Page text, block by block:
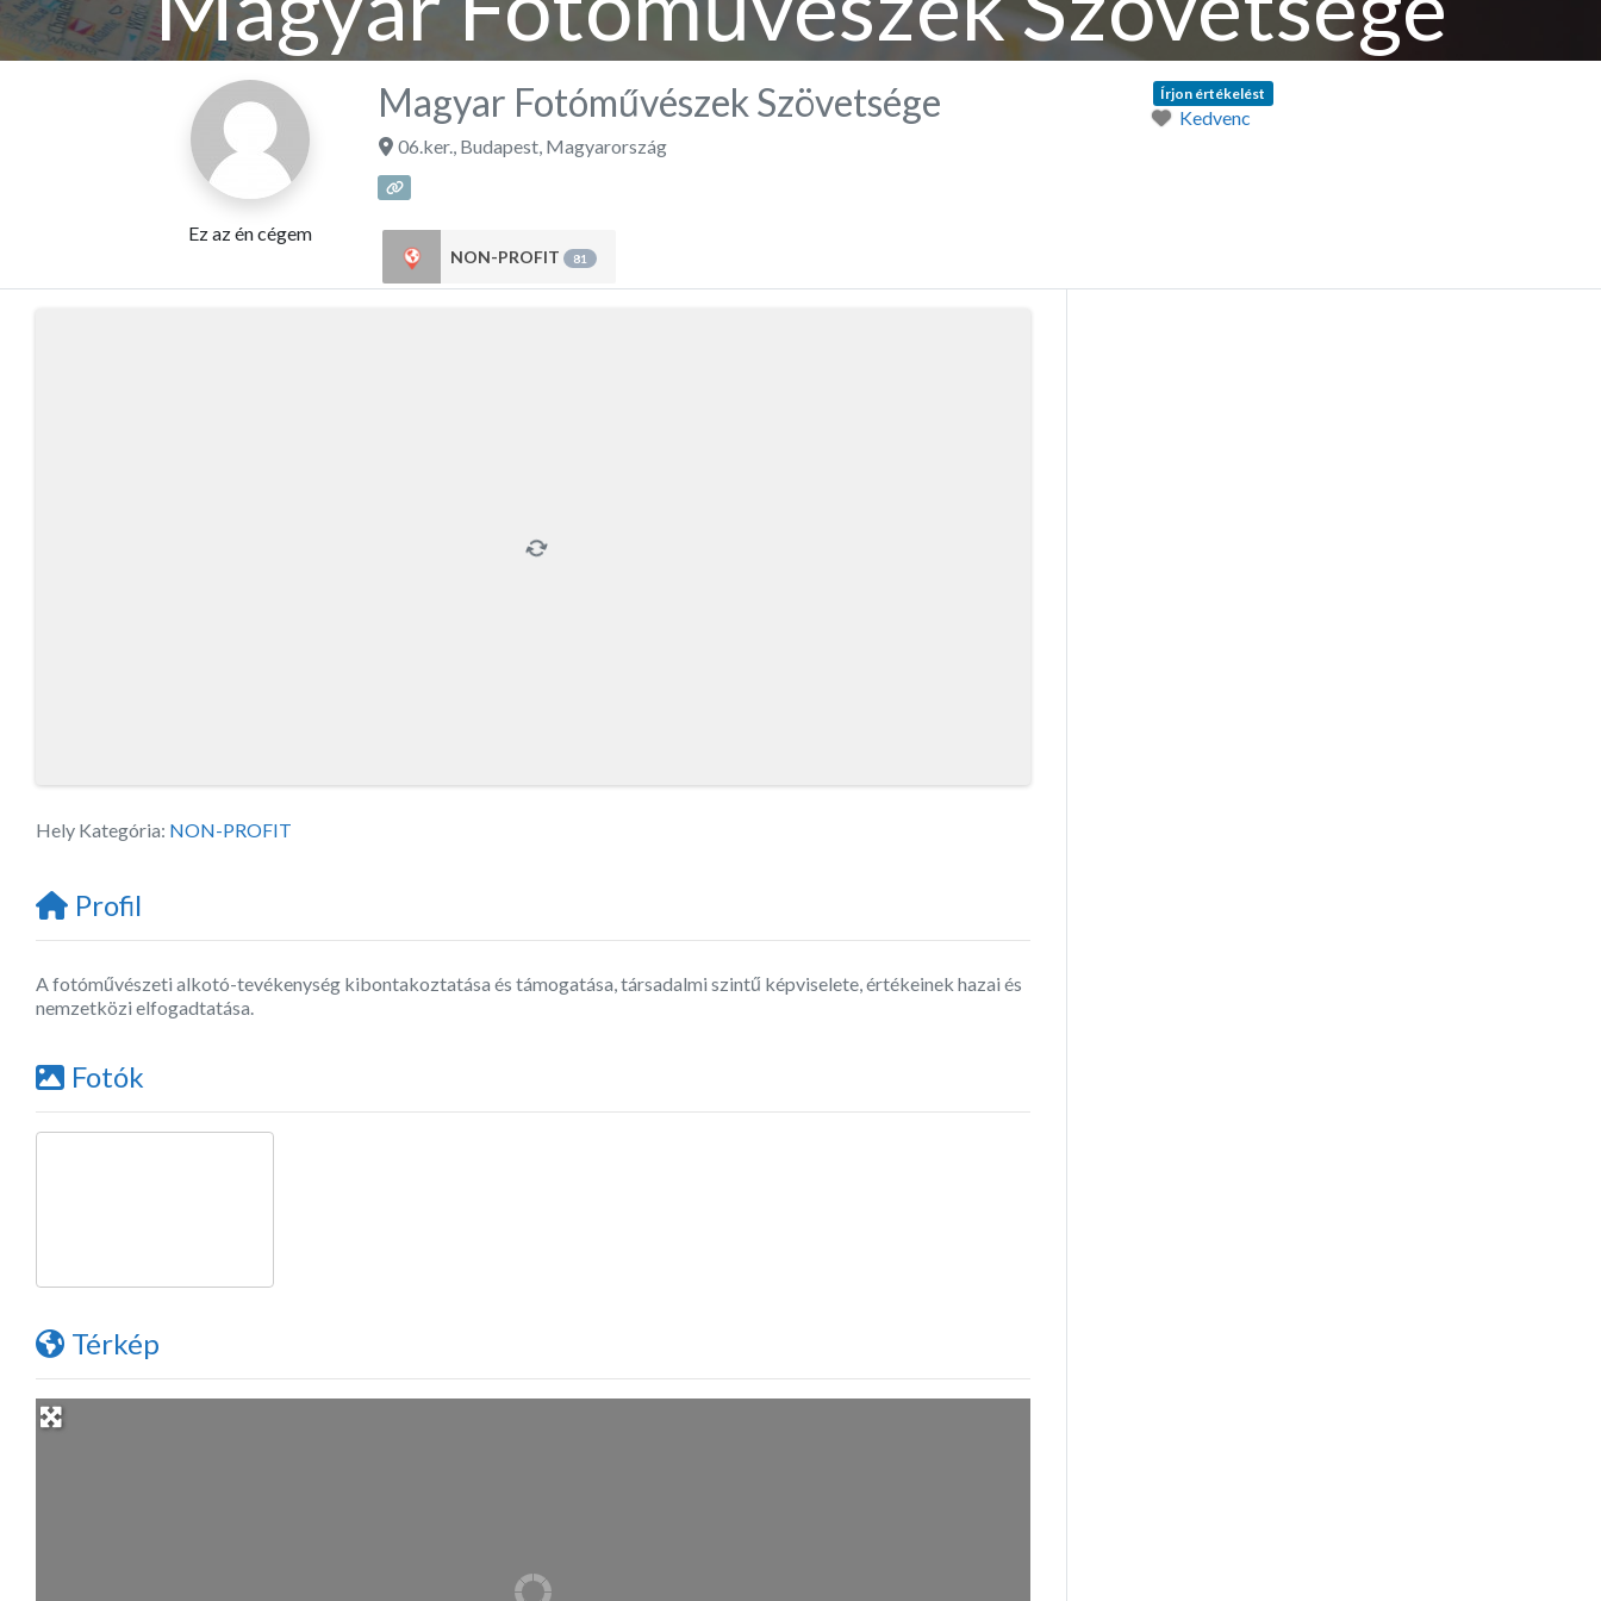
Ez az én cégem
Magyar Fotóművészek Szövetsége
06.ker., Budapest, Magyarország
NON-PROFIT 81
Írjon értékelést
Kedvenc
Hely Kategória: NON-PROFIT
Profil
A fotóművészeti alkotó-tevékenység kibontakoztatása és támogatása, társadalmi szintű képviselete, értékeinek hazai és
nemzetközi elfogadtatása.
Fotók
Térkép